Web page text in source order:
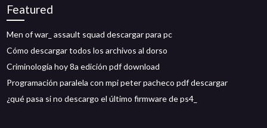
Featured
Men of war_ assault squad descargar para pc
Cómo descargar todos los archivos al dorso
Criminología hoy 8a edición pdf download
Programación paralela con mpi peter pacheco pdf descargar
¿qué pasa si no descargo el último firmware de ps4_